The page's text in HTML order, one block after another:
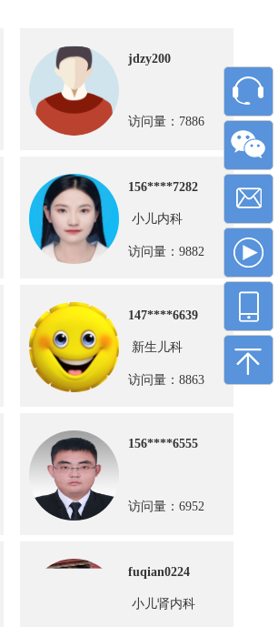
jdzy200
访问量：7886
156****7282
小儿内科
访问量：9882
147****6639
新生儿科
访问量：8863
156****6555
访问量：6952
fuqian0224
小儿肾内科